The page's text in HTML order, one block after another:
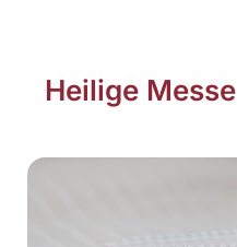
Heilige Messe